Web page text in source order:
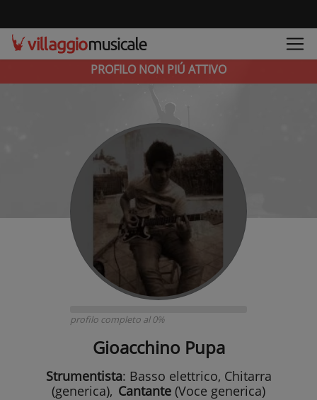
PROFILO NON PIÚ ATTIVO
profilo completo al 0%
Gioacchino Pupa
Strumentista: Basso elettrico, Chitarra
(generica), Cantante (Voce generica)